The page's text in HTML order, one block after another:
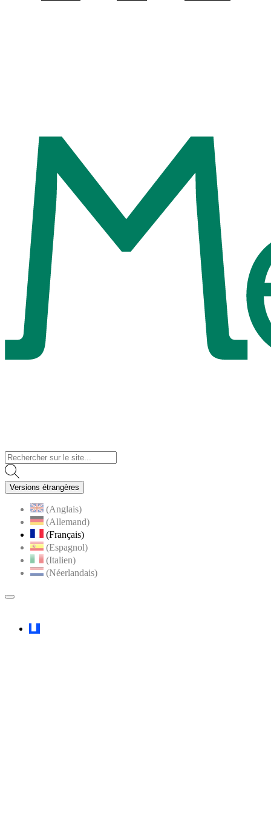
Visiter la page accueil du site de Menucourt
Versions étrangères
(Anglais)
(Allemand)
(Français)
(Espagnol)
(Italien)
(Néerlandais)
MENU